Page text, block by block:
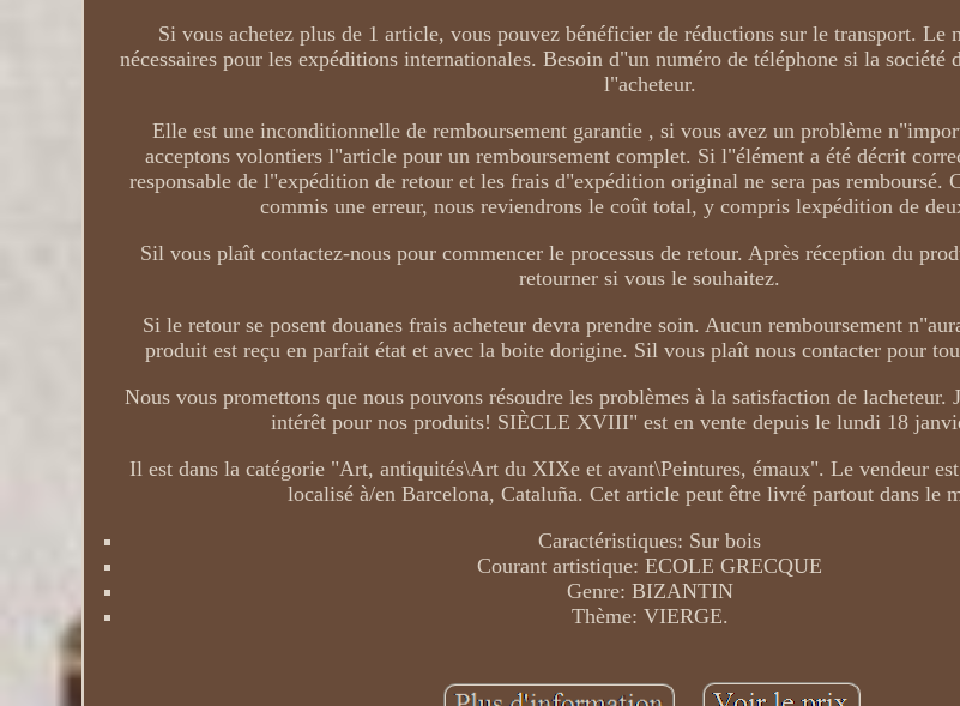
Si vous achetez plus de 1 article, vous pouvez bénéficier de réductions sur le transport. Le
nécessaires pour les expéditions internationales. Besoin d"un numéro de téléphone si la société
l"acheteur.
Elle est une inconditionnelle de remboursement garantie , si vous avez un problème
acceptons volontiers l"article pour un remboursement complet. Si l"élément a été décrit
responsable de l"expédition de retour et les frais d"expédition original ne sera pas remboursé.
commis une erreur, nous reviendrons le coût total, y compris lexpédition de
Sil vous plaît contactez-nous pour commencer le processus de retour. Après réception du
retourner si vous le souhaitez.
Si le retour se posent douanes frais acheteur devra prendre soin. Aucun remboursement
produit est reçu en parfait état et avec la boite dorigine. Sil vous plaît nous contacter pour
Nous vous promettons que nous pouvons résoudre les problèmes à la satisfaction de lacheteur.
intérêt pour nos produits! SIÈCLE XVIII" est en vente depuis le lundi 18
Il est dans la catégorie "Art, antiquités\Art du XIXe et avant\Peintures, émaux". Le vendeur
localisé à/en Barcelona, Cataluña. Cet article peut être livré partout dans le
Caractéristiques: Sur bois
Courant artistique: ECOLE GRECQUE
Genre: BIZANTIN
Thème: VIERGE.